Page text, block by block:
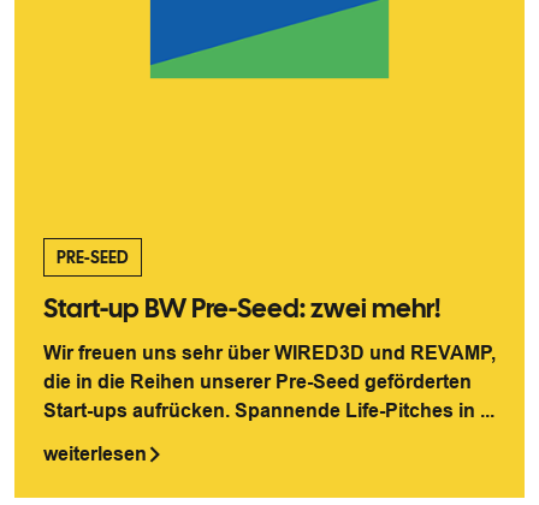
PRE-SEED
Start-up BW Pre-Seed: zwei mehr!
Wir freuen uns sehr über WIRED3D und REVAMP,
die in die Reihen unserer Pre-Seed geförderten
Start-ups aufrücken. Spannende Life-Pitches in ...
weiterlesen